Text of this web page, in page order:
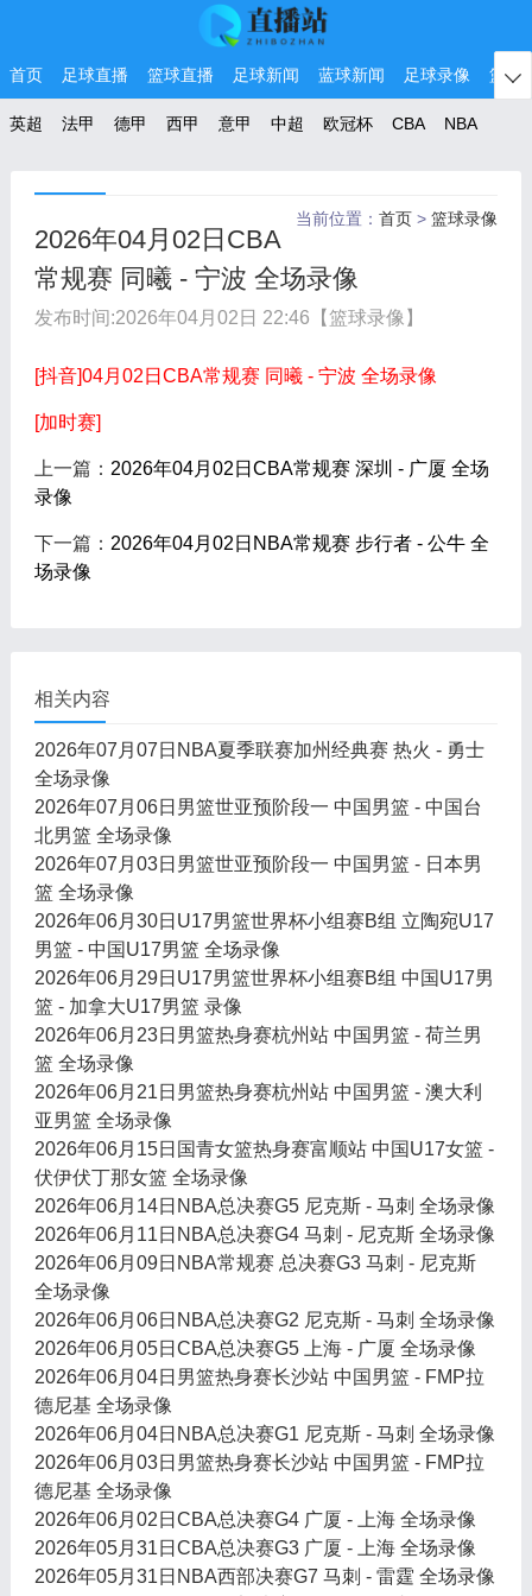
首页 足球直播 篮球直播 足球新闻 蓝球新闻 足球录像 篮球

英超 法甲 德甲 西甲 意甲 中超 欧冠杯 CBA NBA
当前位置：首页 >篮球录像
2026年04月02日CBA
常规赛 同曦 - 宁波 全场录像
发布时间:2026年04月02日 22:46 【篮球录像】
[抖音]04月02日CBA常规赛 同曦 - 宁波 全场录像
[加时赛]
上一篇： 2026年04月02日CBA常规赛 深圳 - 广厦 全场
录像
下一篇： 2026年04月02日NBA常规赛 步行者 - 公牛 全
场录像
相关内容
2026年07月07日NBA夏季联赛加州经典赛 热火 - 勇士
全场录像
2026年07月06日男篮世亚预阶段一 中国男篮 - 中国台
北男篮 全场录像
2026年07月03日男篮世亚预阶段一 中国男篮 - 日本男
篮 全场录像
2026年06月30日U17男篮世界杯小组赛B组 立陶宛U17
男篮 - 中国U17男篮 全场录像
2026年06月29日U17男篮世界杯小组赛B组 中国U17男
篮 - 加拿大U17男篮 录像
2026年06月23日男篮热身赛杭州站 中国男篮 - 荷兰男
篮 全场录像
2026年06月21日男篮热身赛杭州站 中国男篮 - 澳大利
亚男篮 全场录像
2026年06月15日国青女篮热身赛富顺站 中国U17女篮 -
伏伊伏丁那女篮 全场录像
2026年06月14日NBA总决赛G5 尼克斯 - 马刺 全场录像
2026年06月11日NBA总决赛G4 马刺 - 尼克斯 全场录像
2026年06月09日NBA常规赛 总决赛G3 马刺 - 尼克斯
全场录像
2026年06月06日NBA总决赛G2 尼克斯 - 马刺 全场录像
2026年06月05日CBA总决赛G5 上海 - 广厦 全场录像
2026年06月04日男篮热身赛长沙站 中国男篮 - FMP拉
德尼基 全场录像
2026年06月04日NBA总决赛G1 尼克斯 - 马刺 全场录像
2026年06月03日男篮热身赛长沙站 中国男篮 - FMP拉
德尼基 全场录像
2026年06月02日CBA总决赛G4 广厦 - 上海 全场录像
2026年05月31日CBA总决赛G3 广厦 - 上海 全场录像
2026年05月31日NBA西部决赛G7 马刺 - 雷霆 全场录像